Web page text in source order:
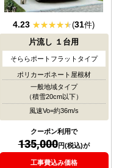
4.23 (31件)
片流し １台用
そららポートフラットタイプ
ポリカーボネート屋根材
一般地域タイプ
（積雪20cm以下）
風速Vo=約36m/s
クーポン利用で
135,000円(税込)が
工事費込み価格